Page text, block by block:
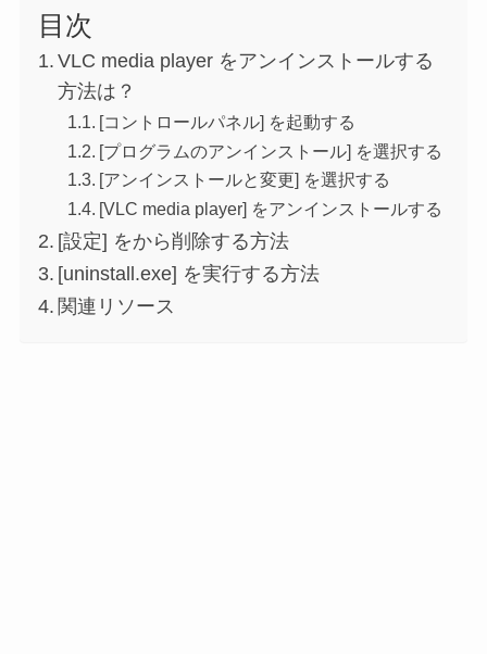
目次
VLC media player をアンインストールする
方法は？
[コントロールパネル] を起動する
[プログラムのアンインストール] を選択する
[アンインストールと変更] を選択する
[VLC media player] をアンインストールする
[設定] をから削除する方法
[uninstall.exe] を実行する方法
関連リソース